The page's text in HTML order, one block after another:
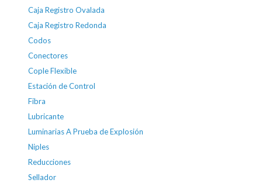
Caja Registro Ovalada
Caja Registro Redonda
Codos
Conectores
Cople Flexible
Estación de Control
Fibra
Lubricante
Luminarias A Prueba de Explosión
Niples
Reducciones
Sellador